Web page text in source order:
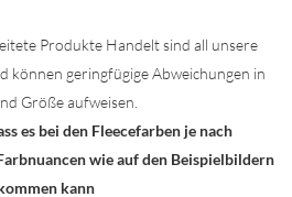
Produkte Handelt sind all unsere
können geringfügige Abweichungen in
Größe aufweisen.
es bei den Fleecefarben je nach
wie auf den Beispielbildern
kann